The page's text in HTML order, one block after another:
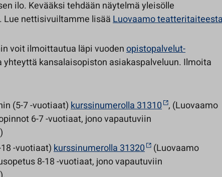
ilo. Kevääksi tehdään näytelmä yleisölle
Lue nettisivuiltamme lisääLuovaamo
voit ilmoittautua läpi vuodenopistopalvelut-
kansalaisopiston asiakaspalveluun. Ilmoita
(5-7 -vuotiaat)kurssinumerolla 31310 , (Luovaamo
6-7 -vuotiaat, jono vapautuviin
-vuotiaat)kurssinumerolla 31320
(Luovaamo
8-18 -vuotiaat, jono vapautuviin